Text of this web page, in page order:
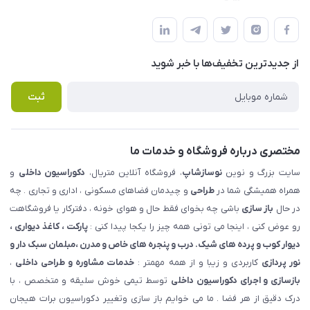
املاک مدنی - نوساز شاپ
لیست محصولات
درباره ما
قوانین و مقررات
حریم خصوصی
راهنما
پرسش های متداول
از جدید‌ترین تخفیف‌ها با‌ خبر شوید
ثبت
مختصری درباره فروشگاه و خدمات ما
سایت بزرگ و نویننوسازشاپ، فروشگاه آنلاین متریال، دکوراسیون داخلی و
همراه همیشگی شما درطراحی و چیدمان فضاهای مسکونی ، اداری و تجاری . چه
در حال باز سازی باشی چه بخوای فقط حال و هوای خونه ، دفترکار یا فروشگاهت
رو عوض کنی ، اینجا می تونی همه چیز را یکجا پیدا کنی :پارکت ، کاغذ دیواری ،
دیوار کوب و پرده های شیک. درب و پنجره های خاص و مدرن ،مبلمان سبک دار و
نور پردازی کاربردی و زیبا و از همه مهمتر : خدمات مشاوره و طراحی داخلی ،
بازسازی و اجرای دکوراسیون داخلی توسط تیمی خوش سلیقه و متخصص ، با
درک دقیق از هر فضا . ما می خوایم باز سازی وتغییر دکوراسیون برات هیجان